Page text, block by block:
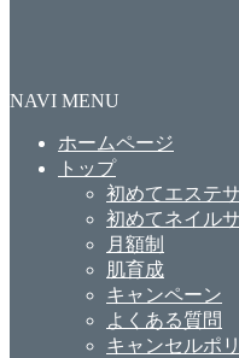
NAVI MENU
ホームページ
トップ
初めてエステ
初めてネイル
月額制
肌育成
キャンペーン
よくある質問
キャンセルポ